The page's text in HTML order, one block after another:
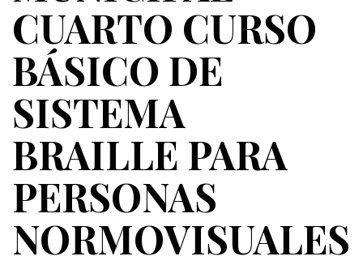
CUARTO CURSO
BÁSICO DE
SISTEMA
BRAILLE PARA
PERSONAS
NORMOVISUALES